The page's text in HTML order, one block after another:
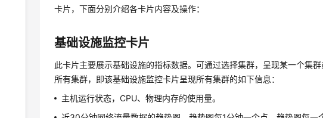
卡片，下面分别介绍各卡片内容及操作：
基础设施监控卡片
此卡片主要展示基础设施的指标数据。可通过选择集群，呈现某一个集
所有集群，即该基础设施监控卡片呈现所有集群的如下信息：
主机运行状态，CPU、物理内存的使用量。